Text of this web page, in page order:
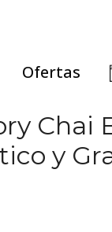
Ofertas
Chai
y